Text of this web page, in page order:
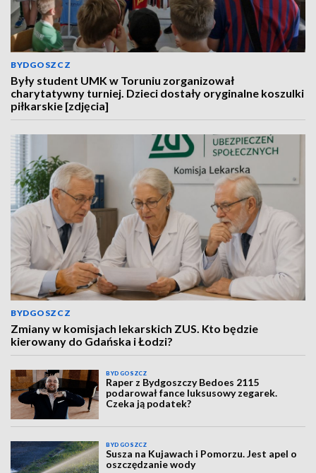
BYDGOSZCZ
Były student UMK w Toruniu zorganizował
charytatywny turniej. Dzieci dostały oryginalne koszulki
piłkarskie [zdjęcia]
BYDGOSZCZ
Zmiany w komisjach lekarskich ZUS. Kto będzie
kierowany do Gdańska i Łodzi?
BYDGOSZCZ
Raper z Bydgoszczy Bedoes 2115
podarował fance luksusowy zegarek.
Czeka ją podatek?
BYDGOSZCZ
Susza na Kujawach i Pomorzu. Jest apel o
oszczędzanie wody